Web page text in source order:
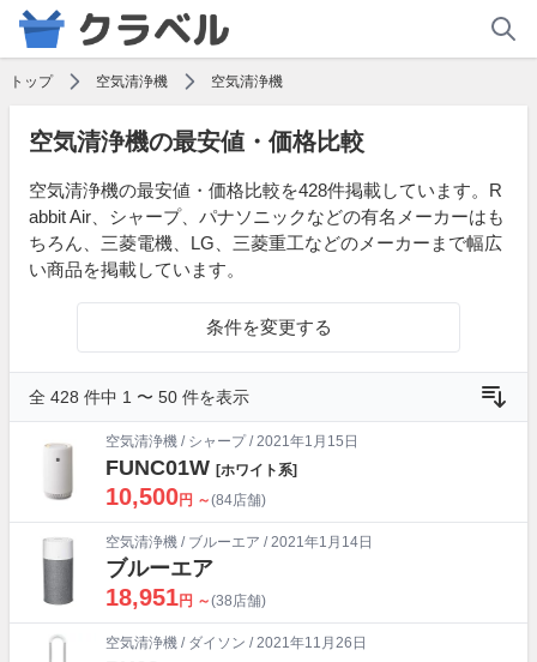
トップ 空気清浄機 空気清浄機
空気清浄機の最安値・価格比較
空気清浄機の最安値・価格比較を428件掲載しています。R
abbit Air、シャープ、パナソニックなどの有名メーカーはも
ちろん、三菱電機、LG、三菱重工などのメーカーまで幅広
い商品を掲載しています。
条件を変更する
全 428 件中 1 〜 50 件を表示
空気清浄機 / シャープ/ 2021年1月15日
FUNC01W [ホワイト系]
10,500円 ～(84店舗)
空気清浄機 / ブルーエア / 2021年1月14日
ブルーエア
18,951円 ～(38店舗)
空気清浄機 / ダイソン / 2021年11月26日